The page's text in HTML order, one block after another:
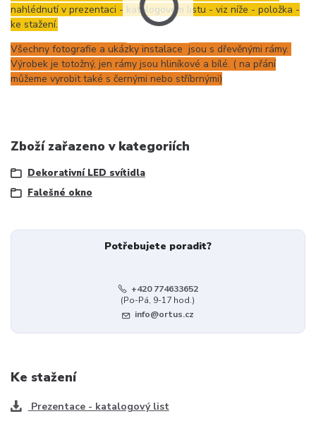
nahlédnutí v prezentaci - katalogovém listu - viz níže - položka -
ke stažení.
Všechny fotografie a ukázky instalace jsou s dřevěnými rámy.
Výrobek je totožný, jen rámy jsou hliníkové a bílé. ( na přání
můžeme vyrobit také s černými nebo stříbrnými)
Zboží zařazeno v kategoriích
Dekorativní LED svítidla
Falešné okno
Potřebujete poradit?
+420 774633652
(Po-Pá, 9-17 hod.)
info@ortus.cz
Ke stažení
Prezentace - katalogový list